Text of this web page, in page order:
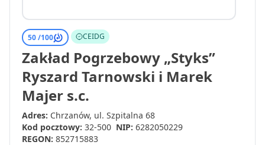
50 /100 CEIDG
Zakład Pogrzebowy „Styks”
Ryszard Tarnowski i Marek
Majer s.c.
Adres: Chrzanów, ul. Szpitalna 68
Kod pocztowy: 32-500 NIP: 6282050229
REGON: 852715883